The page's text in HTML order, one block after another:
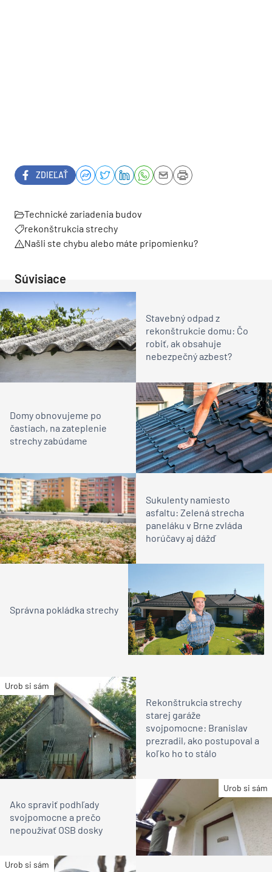
ZDIEĽAŤ
Technické zariadenia budov
rekonštrukcia strechy
Našli ste chybu alebo máte pripomienku?
Súvisiace
Stavebný odpad z
rekonštrukcie domu: Čo
robiť, ak obsahuje
nebezpečný azbest?
Domy obnovujeme po
častiach, na zateplenie
strechy zabúdame
Sukulenty namiesto
asfaltu: Zelená strecha
paneláku v Brne zvláda
horúčavy aj dážď
Správna pokládka strechy
Urob si sám
Rekonštrukcia strechy
starej garáže
svojpomocne: Branislav
prezradil, ako postupoval a
koľko ho to stálo
Urob si sám
Ako spraviť podhľady
svojpomocne a prečo
nepoužívať OSB dosky
Urob si sám